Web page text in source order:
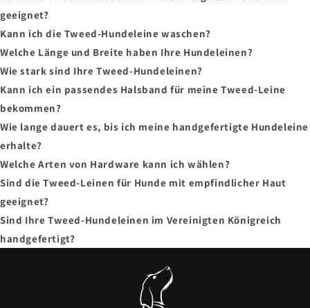
geeignet?
Kann ich die Tweed-Hundeleine waschen?
Welche Länge und Breite haben Ihre Hundeleinen?
Wie stark sind Ihre Tweed-Hundeleinen?
Kann ich ein passendes Halsband für meine Tweed-Leine
bekommen?
Wie lange dauert es, bis ich meine handgefertigte Hundeleine
erhalte?
Welche Arten von Hardware kann ich wählen?
Sind die Tweed-Leinen für Hunde mit empfindlicher Haut
geeignet?
Sind Ihre Tweed-Hundeleinen im Vereinigten Königreich
handgefertigt?